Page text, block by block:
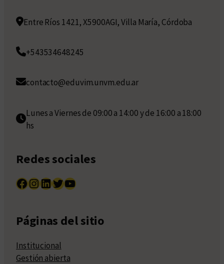
Entre Ríos 1421, X5900AGI, Villa María, Córdoba
+543534648245
contacto@eduvim.unvm.edu.ar
Lunes a Viernes de 09:00 a 14:00 y de 16:00 a 18:00
hs
Redes sociales
Facebook InstagramLinkedIn Twitter YouTube
Páginas del sitio
Institucional
Gestión abierta